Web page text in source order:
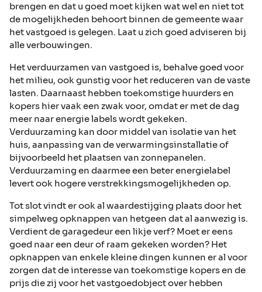
brengen en dat u goed moet kijken wat wel en niet tot
de mogelijkheden behoort binnen de gemeente waar
het vastgoed is gelegen. Laat u zich goed adviseren bij
alle verbouwingen.
Het verduurzamen van vastgoed is, behalve goed voor
het milieu, ook gunstig voor het reduceren van de vaste
lasten. Daarnaast hebben toekomstige huurders en
kopers hier vaak een zwak voor, omdat er met de dag
meer naar energie labels wordt gekeken.
Verduurzaming kan door middel van isolatie van het
huis, aanpassing van de verwarmingsinstallatie of
bijvoorbeeld het plaatsen van zonnepanelen.
Verduurzaming en daarmee een beter energielabel
levert ook hogere verstrekkingsmogelijkheden op.
Tot slot vindt er ook al waardestijging plaats door het
simpelweg opknappen van hetgeen dat al aanwezig is.
Verdient de garagedeur een likje verf? Moet er eens
goed naar een deur of raam gekeken worden? Het
opknappen van enkele kleine dingen kunnen er al voor
zorgen dat de interesse van toekomstige kopers en de
prijs die zij voor het vastgoedobject over hebben